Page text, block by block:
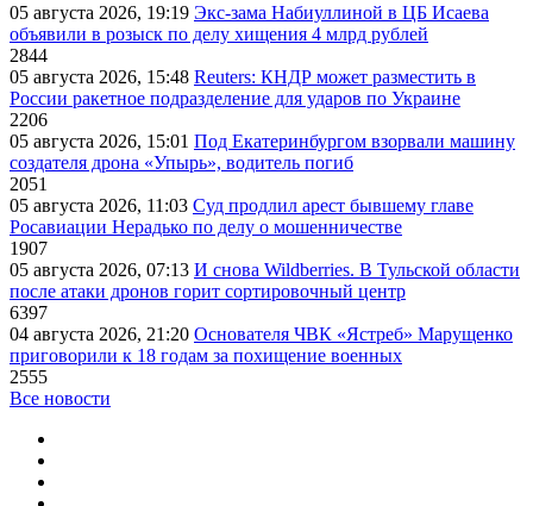
05 августа 2026, 19:19 Экс-зама Набиуллиной в ЦБ Исаева
объявили в розыск по делу хищения 4 млрд рублей
2844
05 августа 2026, 15:48 Reuters: КНДР может разместить в
России ракетное подразделение для ударов по Украине
2206
05 августа 2026, 15:01 Под Екатеринбургом взорвали машину
создателя дрона «Упырь», водитель погиб
2051
05 августа 2026, 11:03 Суд продлил арест бывшему главе
Росавиации Нерадько по делу о мошенничестве
1907
05 августа 2026, 07:13 И снова Wildberries. В Тульской области
после атаки дронов горит сортировочный центр
6397
04 августа 2026, 21:20 Основателя ЧВК «Ястреб» Марущенко
приговорили к 18 годам за похищение военных
2555
Все новости